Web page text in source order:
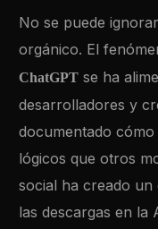
No se puede
orgánico. El
ChatGPT se ha
desarrolladores y
documentado
lógicos que otros
social ha creado un
las descargas en la